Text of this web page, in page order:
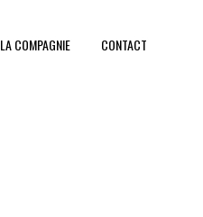
LA COMPAGNIE CONTACT